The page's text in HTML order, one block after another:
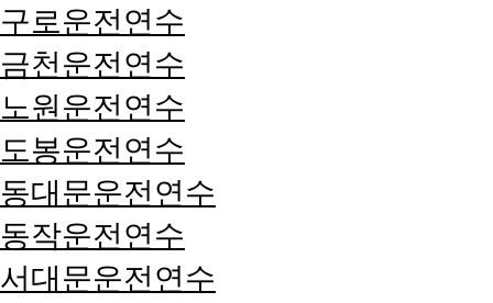
구로운전연수
금천운전연수
노원운전연수
도봉운전연수
동대문운전연수
동작운전연수
서대문운전연수